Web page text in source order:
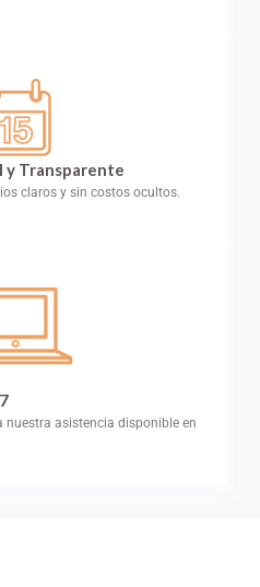
y Transparente
claros y sin costos ocultos.
asistencia disponible en